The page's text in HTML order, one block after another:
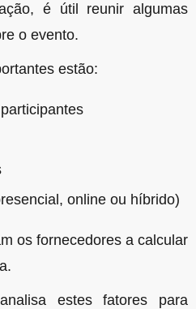
é útil reunir algumas
o evento.
estão:
online ou híbrido)
os fornecedores a calcular
estes fatores para